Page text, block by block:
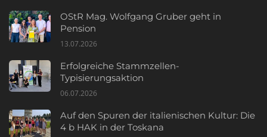
OStR Mag. Wolfgang Gruber geht in
Pension
13.07.2026
Erfolgreiche Stammzellen-
Typisierungsaktion
06.07.2026
Auf den Spuren der italienischen Kultur: Die
4 b HAK in der Toskana